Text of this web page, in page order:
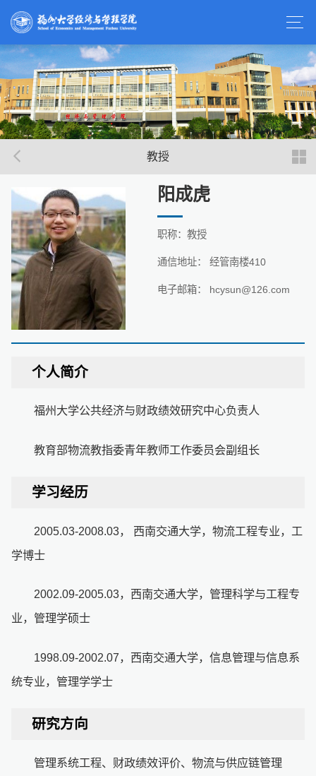
教授
阳成虎
职称：教授
通信地址： 经管南楼410
电子邮箱： hcysun@126.com
个人简介
福州大学公共经济与财政绩效研究中心负责人
教育部物流教指委青年教师工作委员会副组长
学习经历
2005.03-2008.03， 西南交通大学，物流工程专业，工
学博士
2002.09-2005.03，西南交通大学，管理科学与工程专
业，管理学硕士
1998.09-2002.07，西南交通大学，信息管理与信息系
统专业，管理学学士
研究方向
管理系统工程、财政绩效评价、物流与供应链管理